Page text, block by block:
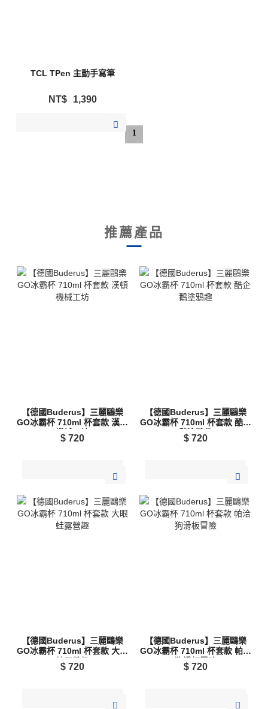
TCL TPen 主動手寫筆
NT$ 1,390
1
推薦產品
【德國Buderus】三麗鷗樂
GO冰霸杯 710ml 杯套款 漢頓
機械工坊
$720
【德國Buderus】三麗鷗樂
GO冰霸杯 710ml 杯套款 酷企
鵝塗鴉趣
$ 720
【德國Buderus】三麗鷗樂
GO冰霸杯 710ml 杯套款 大眼
蛙露營趣
$720
【德國Buderus】三麗鷗樂
GO冰霸杯 710ml 杯套款 帕洽
狗滑板冒險
$ 720